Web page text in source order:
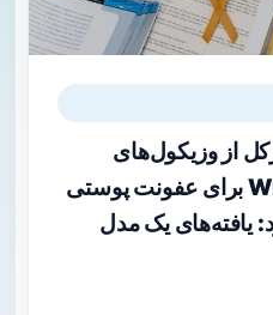
از وزیکول‌های
خارج‌سلولی و مسیر Wnt برای عفونت پوستی
یافته‌های یک مدل